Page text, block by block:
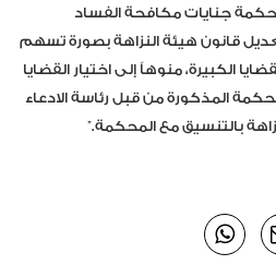
جنايات مكافحة الفساد
قانون هيئة النزاهة بصورة تسهم
الكبيرة، منوهاً إلى اختيار القضايا
المذكورة من قبل رئاسة الادعاء
بالتنسيق مع المحكمة.”